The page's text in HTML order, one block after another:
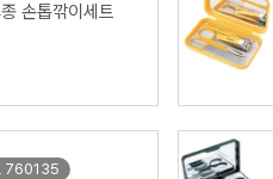
손톱깎이세트
760135